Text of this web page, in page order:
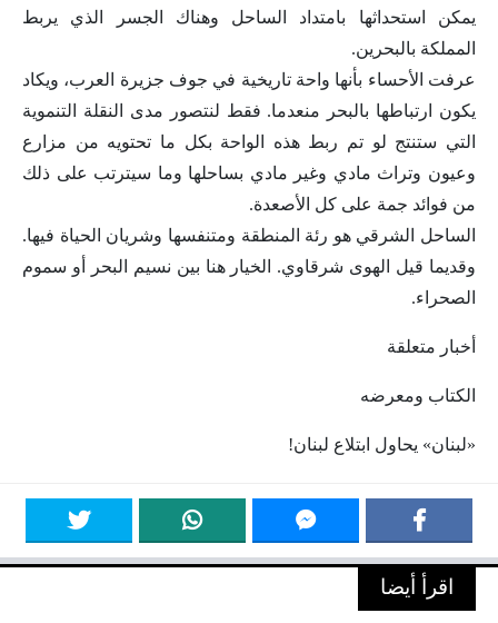
يمكن استحداثها بامتداد الساحل وهناك الجسر الذي يربط
المملكة بالبحرين.
عرفت الأحساء بأنها واحة تاريخية في جوف جزيرة العرب، ويكاد
يكون ارتباطها بالبحر منعدما. فقط لنتصور مدى النقلة التنموية
التي ستنتج لو تم ربط هذه الواحة بكل ما تحتويه من مزارع
وعيون وتراث مادي وغير مادي بساحلها وما سيترتب على ذلك
من فوائد جمة على كل الأصعدة.
الساحل الشرقي هو رئة المنطقة ومتنفسها وشريان الحياة فيها.
وقديما قيل الهوى شرقاوي. الخيار هنا بين نسيم البحر أو سموم
الصحراء.
أخبار متعلقة
الكتاب ومعرضه
«لبنان» يحاول ابتلاع لبنان!
اقرأ أيضا